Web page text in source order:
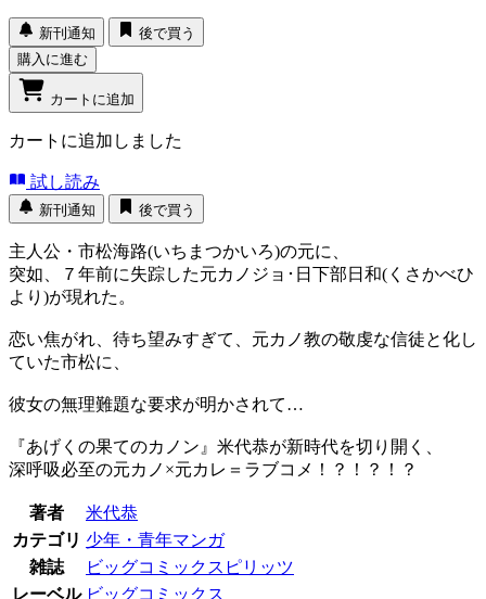
新刊通知
後で買う
購入に進む
カートに追加
カートに追加しました
試し読み
新刊通知 後で買う
主人公・市松海路(いちまつかいろ)の元に、
突如、７年前に失踪した元カノジョ･日下部日和(くさかべひ
より)が現れた。
恋い焦がれ、待ち望みすぎて、元カノ教の敬虔な信徒と化し
ていた市松に、
彼女の無理難題な要求が明かされて…
『あげくの果てのカノン』米代恭が新時代を切り開く、
深呼吸必至の元カノ×元カレ＝ラブコメ！？！？！？
著者
米代恭
カテゴリ 少年・青年マンガ
雑誌
ビッグコミックスピリッツ
レーベル ビッグコミックス